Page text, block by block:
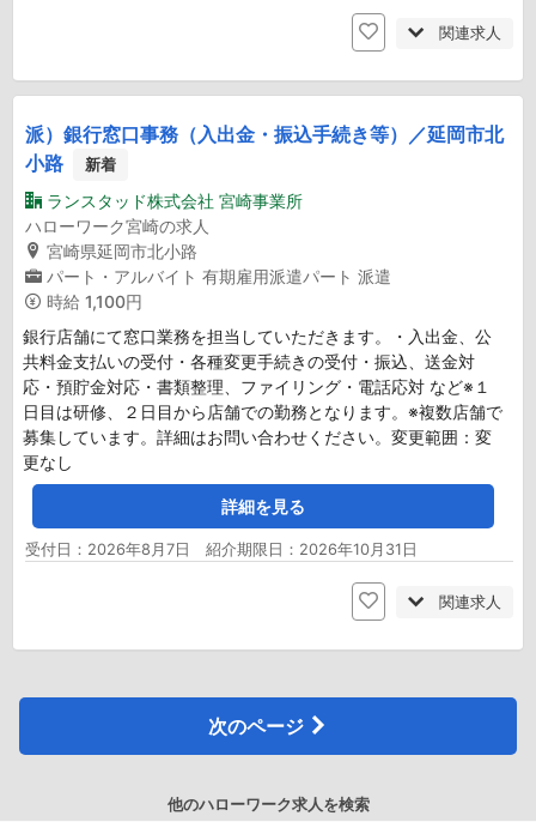
関連求人
派）銀行窓口事務（入出金・振込手続き等）／延岡市北
小路
新着
ランスタッド株式会社 宮崎事業所
ハローワーク宮崎の求人
宮崎県延岡市北小路
パート・アルバイト 有期雇用派遣パート 派遣
時給 1,100円
銀行店舗にて窓口業務を担当していただきます。・入出金、公
共料金支払いの受付・各種変更手続きの受付・振込、送金対
応・預貯金対応・書類整理、ファイリング・電話応対 など※１
日目は研修、２日目から店舗での勤務となります。※複数店舗で
募集しています。詳細はお問い合わせください。変更範囲：変
更なし
詳細を見る
受付日：2026年8月7日 紹介期限日：2026年10月31日
関連求人
次のページ
他のハローワーク求人を検索